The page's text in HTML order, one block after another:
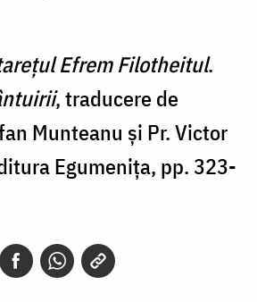
Efrem Filotheitul.
, traducere de
Munteanu şi Pr. Victor
Egumenița, pp. 323-